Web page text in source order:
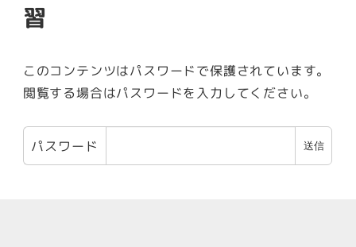
習
このコンテンツはパスワードで保護されています。
閲覧する場合はパスワードを入力してください。
パスワード